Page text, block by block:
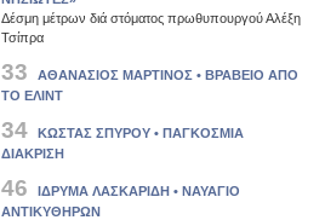
Δέσμη μέτρων διά στόματος πρωθυπουργού Αλέξη
Τσίπρα
33
ΑΘΑΝΑΣΙΟΣ ΜΑΡΤΙΝΟΣ • ΒΡΑΒΕΙΟ ΑΠΟ
ΤΟ ΕΛΙΝΤ
34
ΚΩΣΤΑΣ ΣΠΥΡΟΥ • ΠΑΓΚΟΣΜΙΑ
ΔΙΑΚΡΙΣΗ
46
ΙΔΡΥΜΑ ΛΑΣΚΑΡΙΔΗ • ΝΑΥΑΓΙΟ
ΑΝΤΙΚΥΘΗΡΩΝ